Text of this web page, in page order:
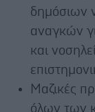
δημόσιων
αναγκών
και
Μαζικές
όλων των